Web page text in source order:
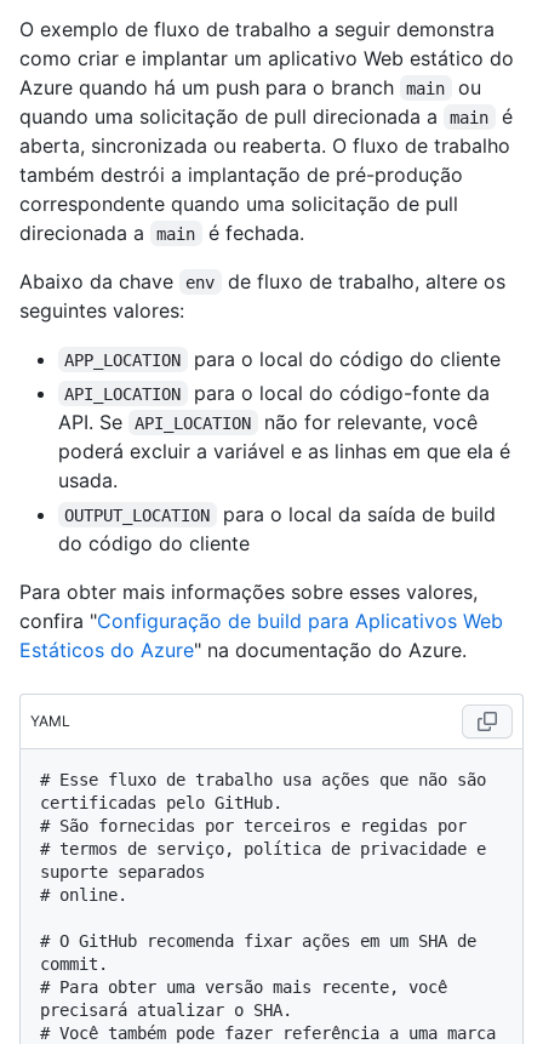
O exemplo de fluxo de trabalho a seguir demonstra
como criar e implantar um aplicativo Web estático do
Azure quando há um push para o branch
main
ou
quando uma solicitação de pull direcionada a
main
é
aberta, sincronizada ou reaberta. O fluxo de trabalho
também destrói a implantação de pré-produção
correspondente quando uma solicitação de pull
direcionada a
main
é fechada.
Abaixo da chave
env
de fluxo de trabalho, altere os
seguintes valores:
APP_LOCATION para o local do código do cliente
API_LOCATION
para o local do código-fonte da
API. Se
API_LOCATION
não for relevante, você
poderá excluir a variável e as linhas em que ela é
usada.
OUTPUT_LOCATION
para o local da saída de build
do código do cliente
Para obter mais informações sobre esses valores,
confira "Configuração de build para Aplicativos Web
Estáticos do Azure" na documentação do Azure.
YAML
# Esse fluxo de trabalho usa ações que não são
certificadas pelo GitHub.
# São fornecidas por terceiros e regidas por
# termos de serviço, política de privacidade e
suporte separados
# online.
# O GitHub recomenda fixar ações em um SHA de
commit.
# Para obter uma versão mais recente, você
precisará atualizar o SHA.
# Você também pode fazer referência a uma marca